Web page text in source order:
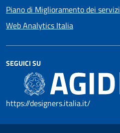
Piano di Miglioramento dei servizi
Web Analytics Italia
SEGUICI SU
https://designers.italia.it/